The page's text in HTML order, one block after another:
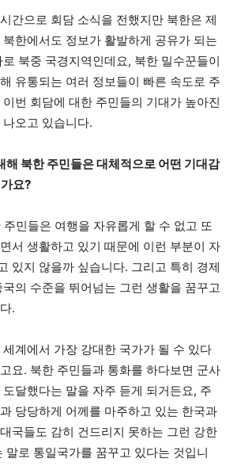
간으로 회담 소식을 전했지만 북한은 제
한에서도 정보가 활발하게 공유가 되는
북중 국경지역인데요, 북한 밀수꾼들이
유통되는 여러 정보들이 빠른 속도로 주
번 회담에 대한 주민들의 기대가 높아진
오고 있습니다.
해 북한 주민들은 대체적으로 어떤 기대감
요?
민들은 여행을 자유롭게 할 수 없고 또
서 생활하고 있기 때문에 이런 부분이 자
있지 않을까 싶습니다. 그리고 특히 경제
의 수준을 뛰어넘는 그런 생활을 꿈꾸고
.
계에서 가장 강대한 국가가 될 수 있다
요. 북한 주민들과 통화를 하다보면 군사
달했다는 말을 자주 듣게 되거든요, 주
당당하게 어께를 마주하고 있는 한국과
국들도 감히 건드리지 못하는 그런 강한
말로 통일국가를 꿈꾸고 있다는 것입니